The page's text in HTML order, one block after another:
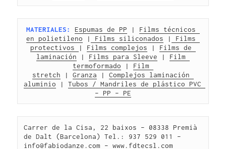
MATERIALES: Espumas de PP | Films técnicos
en polietileno | Films siliconados |
Films
protectivos
| Films complejos | Films de
laminación | Films para Sleeve | Film
termoformado | Film
stretch | Granza | Complejos laminación
aluminio | Tubos / Mandriles de plástico PVC
– PP – PE
Carrer de la Cisa, 22 baixos – 08338 Premià
de Dalt (Barcelona) Tel.: 937 529 011 –
info@fabiodanze.com – www.fdtecsl.com